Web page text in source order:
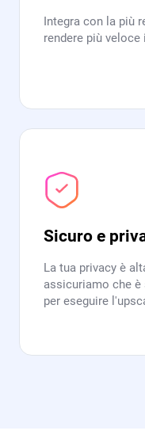
Integra con la più
rendere più
Sicuro e
La tua privacy è
assicuriamo che
per eseguire